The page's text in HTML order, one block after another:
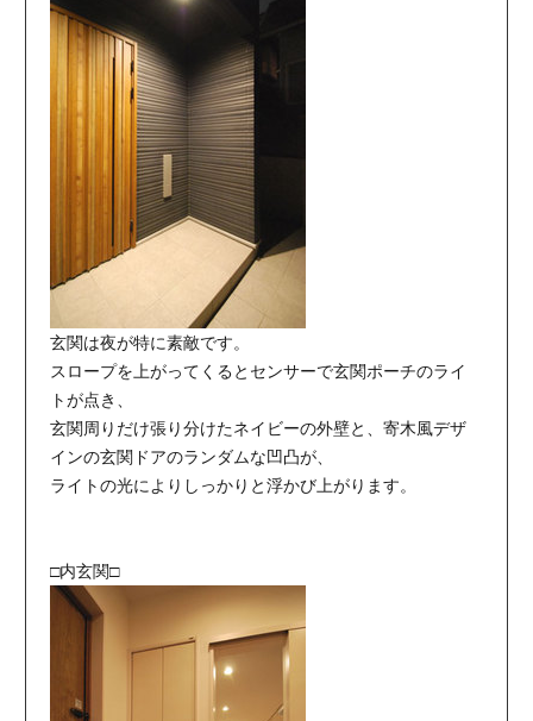
玄関は夜が特に素敵です。
スロープを上がってくるとセンサーで玄関ポーチのライ
トが点き、
玄関周りだけ張り分けたネイビーの外壁と、寄木風デザ
インの玄関ドアのランダムな凹凸が、
ライトの光によりしっかりと浮かび上がります。
□内玄関□